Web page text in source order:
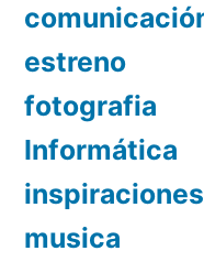
estreno
fotografia
Informática
inspiraciones
musica